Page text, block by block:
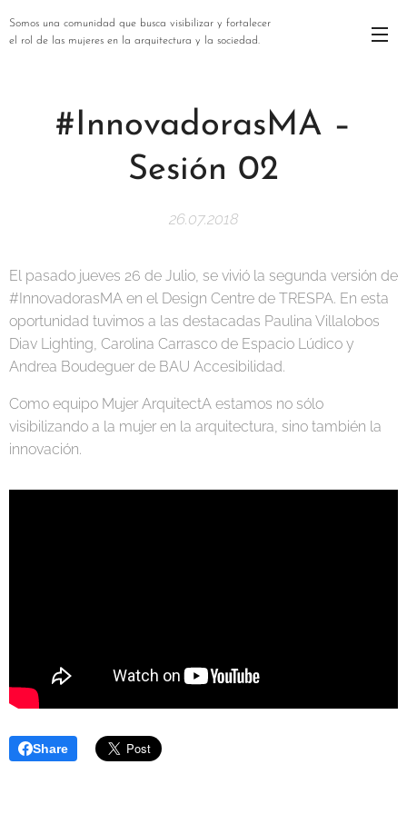
Somos una comunidad que busca visibilizar y fortalecer
el rol de las mujeres en la arquitectura y la sociedad.
#InnovadorasMA –
Sesión 02
26.07.2018
El pasado jueves 26 de Julio, se vivió la segunda versión de
#InnovadorasMA en el Design Centre de TRESPA. En esta
oportunidad tuvimos a las destacadas Paulina Villalobos
Diav Lighting, Carolina Carrasco de Espacio Lúdico y
Andrea Boudeguer de BAU Accesibilidad.
Como equipo Mujer ArquitectA estamos no sólo
visibilizando a la mujer en la arquitectura, sino también la
innovación.
Share